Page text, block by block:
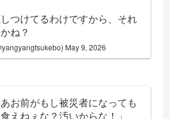
つけてるわけですから、それ
ね？
May 9, 2026
お前がもし被災者になっても
えねぇな？汚いからな！」